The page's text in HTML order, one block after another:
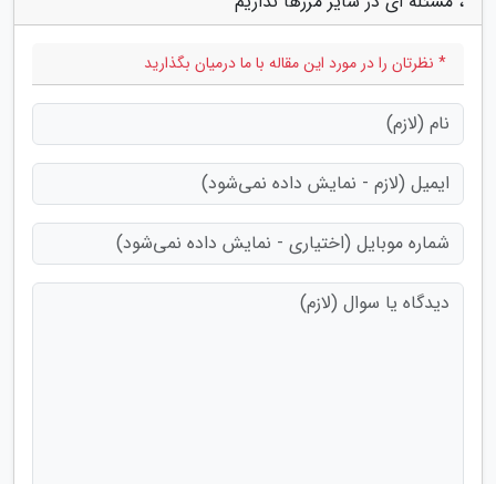
* نظرتان را در مورد این مقاله با ما درمیان بگذارید